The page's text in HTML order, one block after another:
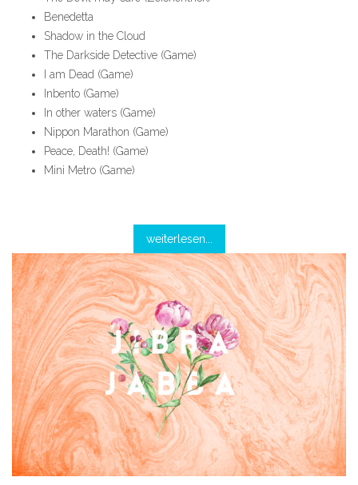
Benedetta
Shadow in the Cloud
The Darkside Detective (Game)
I am Dead (Game)
Inbento (Game)
In other waters (Game)
Nippon Marathon (Game)
Peace, Death! (Game)
Mini Metro (Game)
weiterlesen...